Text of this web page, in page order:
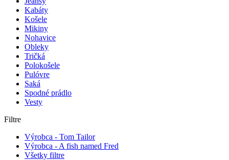
Kabáty
Košele
Mikiny
Nohavice
Obleky
Tričká
Polokošele
Pulóvre
Saká
Spodné prádlo
Vesty
Filtre
Výrobca - Tom Tailor
Výrobca - A fish named Fred
Všetky filtre